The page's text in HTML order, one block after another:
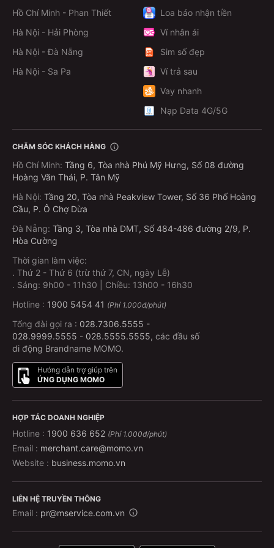
Bước 3: Xác nhận và thanh toán
Kiểm tra lại thông tin
Thanh toán trực tiếp trên app MoMo chỉ trong vài
Không cần xếp hàng – Không lo hết vé – Có vé ngay
Xe có trung chuyển không?
Có – tại TP.HCM, Đà Lạt và Hà Nội, đưa đón miễn phí
hoặc phụ thu tùy điểm. Vui lòng liên hệ trước để đăng
ký.
Gửi hàng hóa thế nào?
Có dịch vụ giao nhận 24/7 tại 3 thành phố, chi phí từ
16.000 đ/3 km đầu; hỗ trợ đa dạng mặt hàng kể cả
hàng cồng kềnh.
lòng liên hệ tổng đài1900 54 54 41
để được hỗ trợ
nhanh.
Hồ Chí Minh - Phan Thiết
Hà Nội - Hải Phòng
Hà Nội - Đà Nẵng
Hà Nội - Sa Pa
Loa báo nhận tiền
Ví nhân ái
Sim số đẹp
Ví trả sau
Vay nhanh
Nạp Data 4G/5G
CHĂM SÓC KHÁCH HÀNG
Hồ Chí Minh: Tầng 6, Tòa nhà Phú Mỹ Hưng, Số 08 đường
Hoàng Văn Thái, P. Tân Mỹ
Hà Nội: Tầng 20, Tòa nhà Peakview Tower, Số 36 Phố Hoàng
Cầu, P. Ô Chợ Dừa
Đà Nẵng: Tầng 3, Tòa nhà DMT, Số 484-486 đường 2/9, P.
Hòa Cường
Thời gian làm việc:
. Thứ 2 - Thứ 6 (trừ thứ 7, CN, ngày Lễ)
. Sáng: 9h00 - 11h30 | Chiều: 13h00 - 16h30
Hotline : 1900 5454 41 (Phí 1.000đ/phút)
Tổng đài gọi ra : 028.7306.5555 -
028.9999.5555 - 028.5555.5555, các đầu số
di động Brandname MOMO.
Hướng dẫn trợ giúp trên
ỨNG DỤNG MOMO
HỢP TÁC DOANH NGHIỆP
Hotline : 1900 636 652 (Phí 1.000đ/phút)
Email : merchant.care@momo.vn
Website : business.momo.vn
LIÊN HỆ TRUYỀN THÔNG
Email : pr@mservice.com.vn